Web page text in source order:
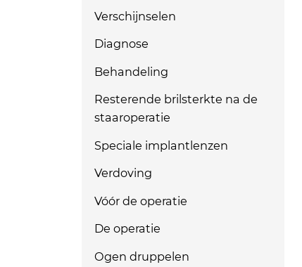
Verschijnselen
Diagnose
Behandeling
Resterende brilsterkte na de
staaroperatie
Speciale implantlenzen
Verdoving
Vóór de operatie
De operatie
Ogen druppelen